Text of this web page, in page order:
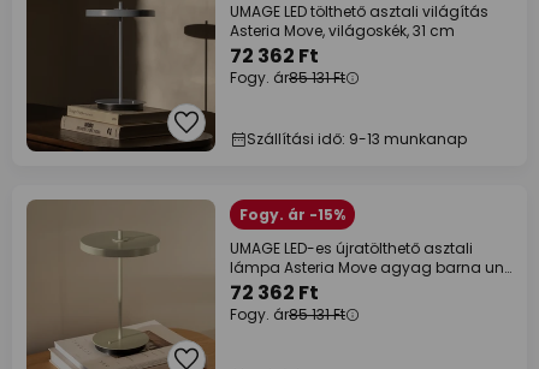
UMAGE LED tölthető asztali világítás
Asteria Move, világoskék, 31 cm
72 362 Ft
Fogy. ár85 131 Ft
Szállítási idő: 9-13 munkanap
Fogy. ár -15%
UMAGE LED-es újratölthető asztali
lámpa Asteria Move agyag barna uni,
31cm
72 362 Ft
Fogy. ár85 131 Ft